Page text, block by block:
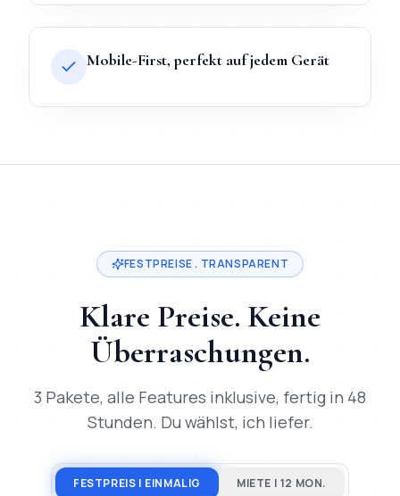
Mobile-First, perfekt auf jedem Gerät
FESTPREISE . TRANSPARENT
Klare Preise. Keine
Überraschungen.
3 Pakete, alle Features inklusive, fertig in 48
Stunden. Du wählst, ich liefer.
FESTPREIS | EINMALIG MIETE | 12 MON.